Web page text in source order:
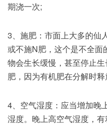
期浇一次;
3、施肥：市面上大多的仙
或不施N肥，这个是不全面
物会生长缓慢，甚至停止
肥，因为有机肥在分解时
4、空气湿度：应当增加晚
湿度。晚上高空气湿度，